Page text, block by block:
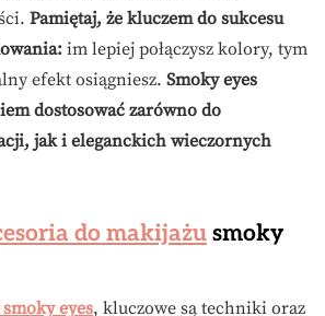
Pamiętaj, że kluczem do sukcesu
im lepiej połączysz kolory, tym
efekt osiągniesz. Smoky eyes
dostosować zarówno do
jak i eleganckich wieczornych
do makijażu smoky
eyes, kluczowe są techniki oraz